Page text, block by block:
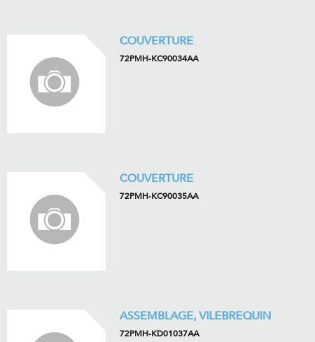
COUVERTURE
72PMH-KC90034AA
COUVERTURE
72PMH-KC90035AA
ASSEMBLAGE, VILEBREQUIN
72PMH-KD01037AA